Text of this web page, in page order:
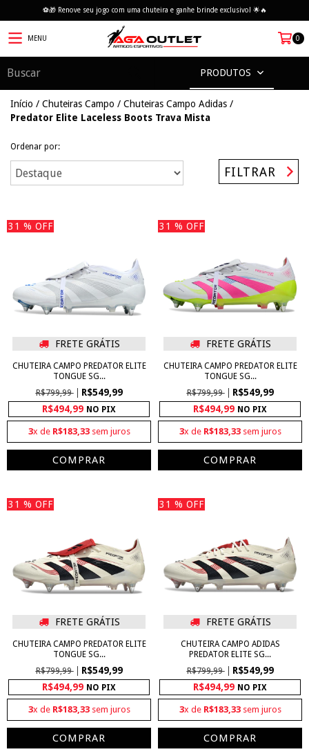
⚽🎁 Renove seu jogo com uma chuteira e ganhe brinde exclusivo! 🌟🔥
MENU 0
PRODUTOS
Início / Chuteiras Campo / Chuteiras Campo Adidas /
Predator Elite Laceless Boots Trava Mista
Ordenar por:
FILTRAR
31 % OFF
FRETE GRÁTIS
CHUTEIRA CAMPO PREDATOR ELITE
TONGUE SG...
R$799,99
R$549,99
R$494,99 NO PIX
3x de R$183,33sem juros
COMPRAR
31 % OFF
FRETE GRÁTIS
CHUTEIRA CAMPO PREDATOR ELITE
TONGUE SG...
R$799,99
R$549,99
R$494,99 NO PIX
3x de R$183,33sem juros
COMPRAR
31 % OFF
FRETE GRÁTIS
CHUTEIRA CAMPO PREDATOR ELITE
TONGUE SG...
R$799,99
R$549,99
R$494,99 NO PIX
3x de R$183,33sem juros
COMPRAR
31 % OFF
FRETE GRÁTIS
CHUTEIRA CAMPO ADIDAS
PREDATOR ELITE SG...
R$799,99
R$549,99
R$494,99 NO PIX
3x de R$183,33sem juros
COMPRAR